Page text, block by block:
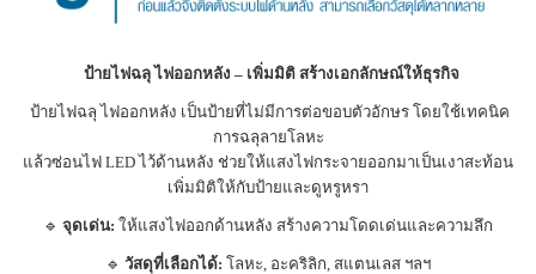
ป้ายไฟฉลุ ไฟออกหลัง – เพิ่มมิติ สร้างเอกลักษณ์ให้ธุรกิจ
ป้ายไฟฉลุ ไฟออกหลัง เป็นป้ายที่ไม่มีการต่อขอบตัวอักษร โดยใช้เทคนิค
การฉลุลายโลหะ
แล้วซ่อนไฟ LED ไว้ด้านหลัง ช่วยให้แสงไฟกระจายออกมาเป็นเงาสะท้อน
เพิ่มมิติให้กับป้ายและดูหรูหรา
🔹 จุดเด่น: ให้แสงไฟออกด้านหลัง สร้างความโดดเด่นและความลึก
🔹 วัสดุที่เลือกได้: โลหะ, อะคริลิก, สแตนเลส ฯลฯ